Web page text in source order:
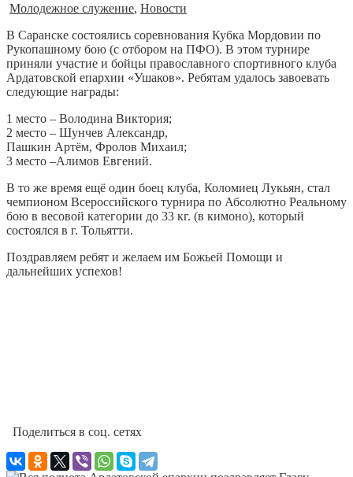
Молодежное служение, Новости
В Саранске состоялись соревнования Кубка Мордовии по
Рукопашному бою (с отбором на ПФО). В этом турнире
приняли участие и бойцы православного спортивного клуба
Ардатовской епархии «Ушаков». Ребятам удалось завоевать
следующие награды:
1 место – Володина Виктория;
2 место – Шунчев Александр,
Пашкин Артём, Фролов Михаил;
3 место –Алимов Евгений.
В то же время ещё один боец клуба, Коломиец Лукьян, стал
чемпионом Всероссийского турнира по Абсолютно Реальному
бою в весовой категории до 33 кг. (в кимоно), который
состоялся в г. Тольятти.
Поздравляем ребят и желаем им Божьей Помощи и
дальнейших успехов!
Поделиться в соц. сетях